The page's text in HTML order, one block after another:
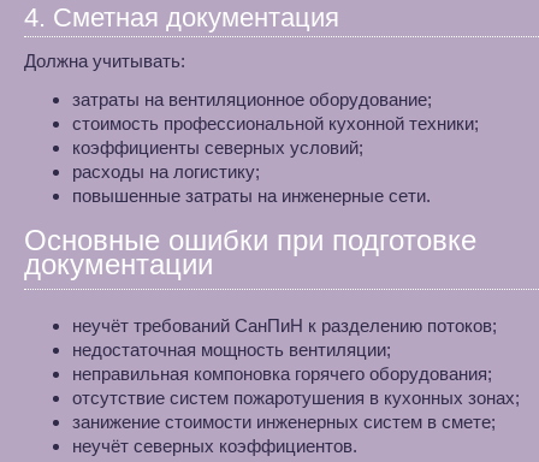
4. Сметная документация
Должна учитывать:
затраты на вентиляционное оборудование;
стоимость профессиональной кухонной техники;
коэффициенты северных условий;
расходы на логистику;
повышенные затраты на инженерные сети.
Основные ошибки при подготовке
документации
неучёт требований СанПиН к разделению потоков;
недостаточная мощность вентиляции;
неправильная компоновка горячего оборудования;
отсутствие систем пожаротушения в кухонных зонах;
занижение стоимости инженерных систем в смете;
неучёт северных коэффициентов.